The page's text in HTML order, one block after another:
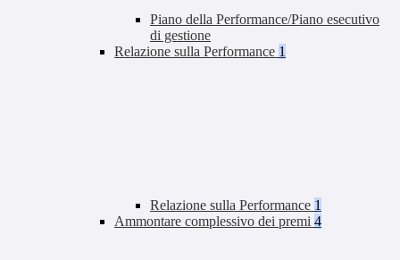
Piano della Performance/Piano esecutivo
di gestione
Relazione sulla Performance 1
Relazione sulla Performance 1
Ammontare complessivo dei premi 4